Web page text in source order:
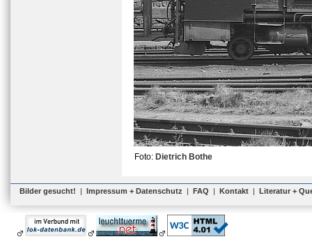
Foto: Dietrich Bothe
Bilder gesucht! | Impressum + Datenschutz | FAQ | Kontakt | Literatur +